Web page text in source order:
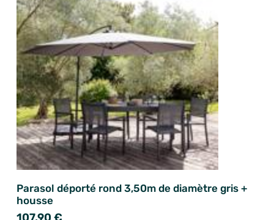
Parasol déporté rond 3,50m de diamètre gris +
housse